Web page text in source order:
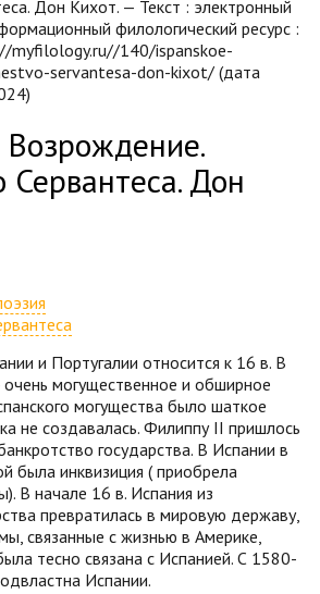
Дон Кихот. — Текст : электронный
филологический ресурс :
myfilology.ru//140/ispanskoe-
servantesa-don-kixot/ (дата
Сервантеса. Дон
и Португалии относится к 16 в. В
могущественное и обширное
могущества было шаткое
не создавалась. Филиппу II пришлось
государства. В Испании в
была инквизиция ( приобрела
В начале 16 в. Испания из
превратилась в мировую державу,
связанные с жизнью в Америке,
тесно связана с Испанией. С 1580-
Испании.